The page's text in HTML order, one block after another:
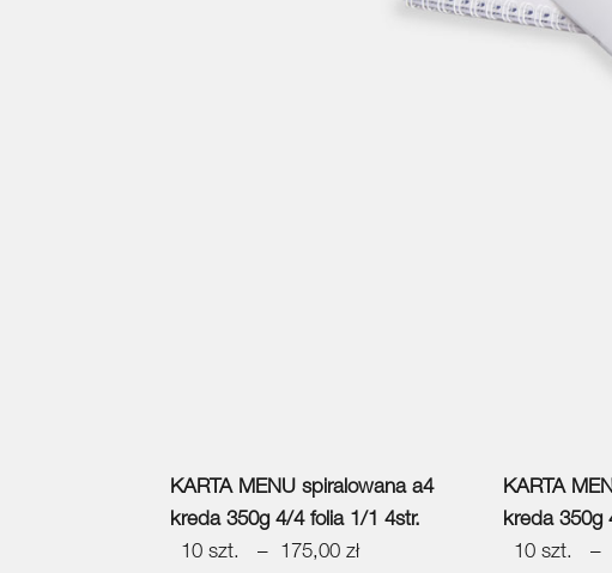
KARTA MENU spiralowana a4
kreda 350g 4/4 folia 1/1 4str.
10 szt. – 175,00 zł
KARTA
kreda 350g
10 szt. –